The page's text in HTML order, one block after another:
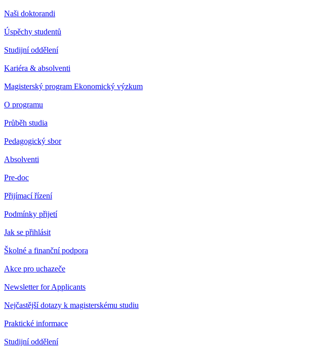
Naši doktorandi
Úspěchy studentů
Studijní oddělení
Kariéra & absolventi
Magisterský program Ekonomický výzkum
O programu
Průběh studia
Pedagogický sbor
Absolventi
Pre-doc
Přijímací řízení
Podmínky přijetí
Jak se přihlásit
Školné a finanční podpora
Akce pro uchazeče
Newsletter for Applicants
Nejčastější dotazy k magisterskému studiu
Praktické informace
Studijní oddělení